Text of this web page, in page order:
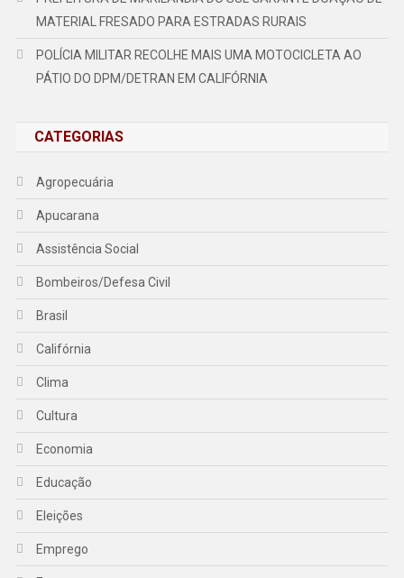
MATERIAL FRESADO PARA ESTRADAS RURAIS
POLÍCIA MILITAR RECOLHE MAIS UMA MOTOCICLETA AO
PÁTIO DO DPM/DETRAN EM CALIFÓRNIA
CATEGORIAS
Agropecuária
Apucarana
Assistência Social
Bombeiros/Defesa Civil
Brasil
Califórnia
Clima
Cultura
Economia
Educação
Eleições
Emprego